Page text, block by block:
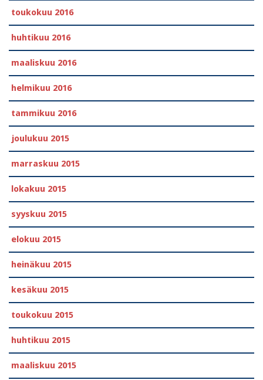
toukokuu 2016
huhtikuu 2016
maaliskuu 2016
helmikuu 2016
tammikuu 2016
joulukuu 2015
marraskuu 2015
lokakuu 2015
syyskuu 2015
elokuu 2015
heinäkuu 2015
kesäkuu 2015
toukokuu 2015
huhtikuu 2015
maaliskuu 2015